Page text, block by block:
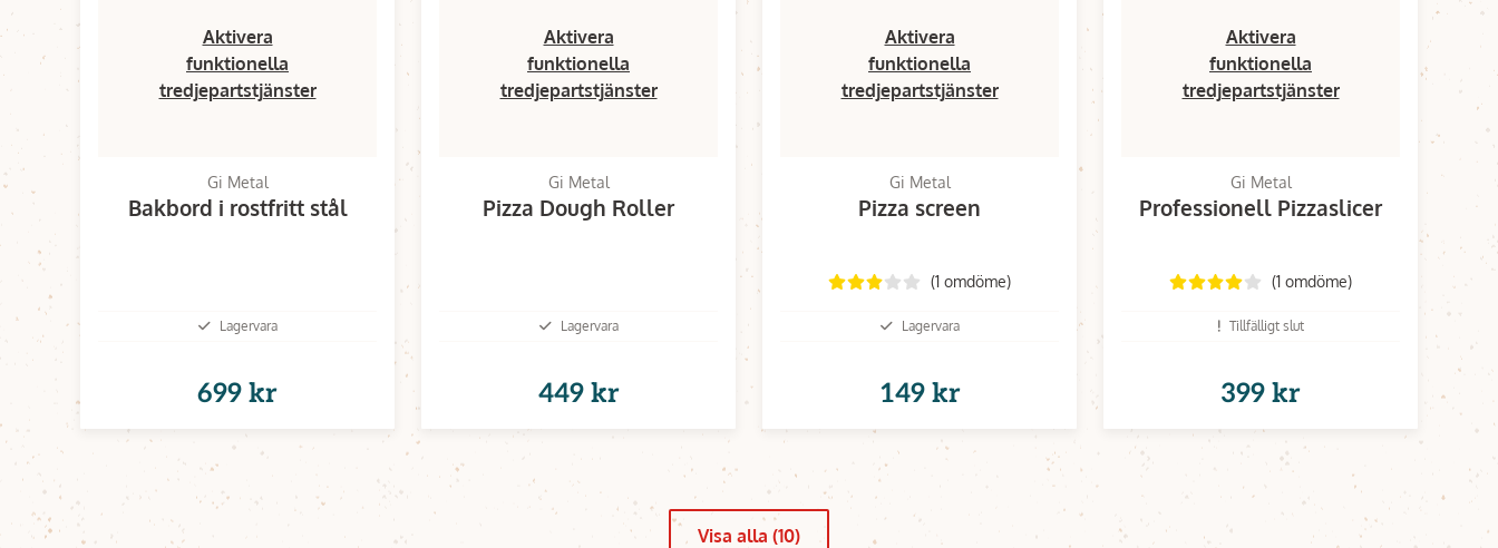
Aktivera
funktionella
tredjepartstjänster
Gi Metal
Bakbord i rostfritt stål
Lagervara
699 kr
Aktivera
funktionella
tredjepartstjänster
Gi Metal
Pizza Dough Roller
Lagervara
449 kr
Aktivera
funktionella
tredjepartstjänster
Gi Metal
Pizza screen
(1 omdöme)
Lagervara
149 kr
Aktivera
funktionella
tredjepartstjänster
Gi Metal
Professionell Pizzaslicer
(1 omdöme)
Tillfälligt slut
399 kr
Visa alla (10)